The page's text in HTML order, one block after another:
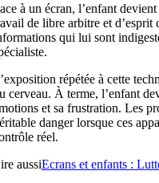
à un écran, l’enfant
de libre arbitre et
qui lui sont
répétée à cette
cerveau. À terme, l’enfant
et sa frustration. Les
danger lorsque ces
réel.
aussiEcrans et enfants :